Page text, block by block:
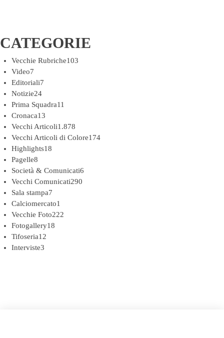
CATEGORIE
Vecchie Rubriche103
Video7
Editoriali7
Notizie24
Prima Squadra11
Cronaca13
Vecchi Articoli1.878
Vecchi Articoli di Colore174
Highlights18
Pagelle8
Società & Comunicati6
Vecchi Comunicati290
Sala stampa7
Calciomercato1
Vecchie Foto222
Fotogallery18
Tifoseria12
Interviste3